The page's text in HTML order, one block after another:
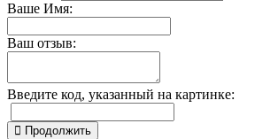
Ваше Имя:
Ваш отзыв:
Введите код, указанный на картинке:
Продолжить